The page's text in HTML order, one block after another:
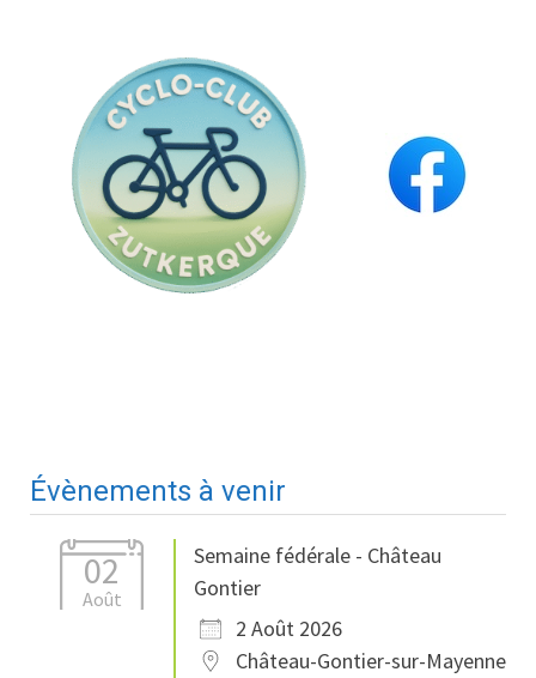
Évènements à venir
02
Août
Semaine fédérale - Château
Gontier
2 Août 2026
Château-Gontier-sur-Mayenne